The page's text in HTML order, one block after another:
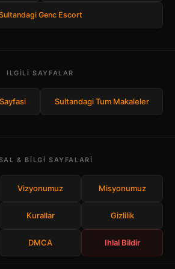
Genc Escort
ILGILI SAYFALAR
Sultandagi Tum Makaleler
& BILGI SAYFALARI
Vizyonumuz Misyonumuz
Kurallar Gizlilik
DMCA Ihlal Bildir